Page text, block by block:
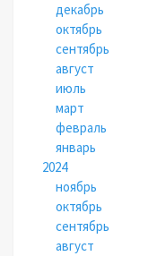
декабрь
октябрь
сентябрь
август
июль
март
февраль
январь
2024
ноябрь
октябрь
сентябрь
август